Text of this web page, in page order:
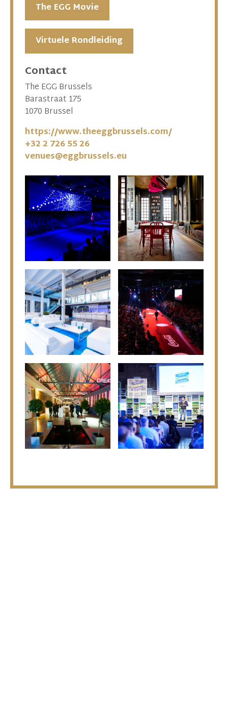
The EGG Movie
Virtuele Rondleiding
Contact
The EGG Brussels
Barastraat 175
1070 Brussel
https://www.theeggbrussels.com/
+32 2 726 55 26
venues@eggbrussels.eu